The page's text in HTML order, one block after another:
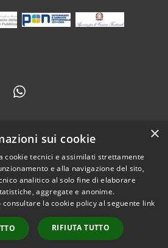
Gandino • Powered by
Municipium•Accesso
redazione
×
sui cookie
cookie tecnici e assimilati strettamente
e alla navigazione del sito,
analitico al solo fine di elaborare
aggregate e anonime.
la cookie policy al seguente link
RIFIUTA TUTTO